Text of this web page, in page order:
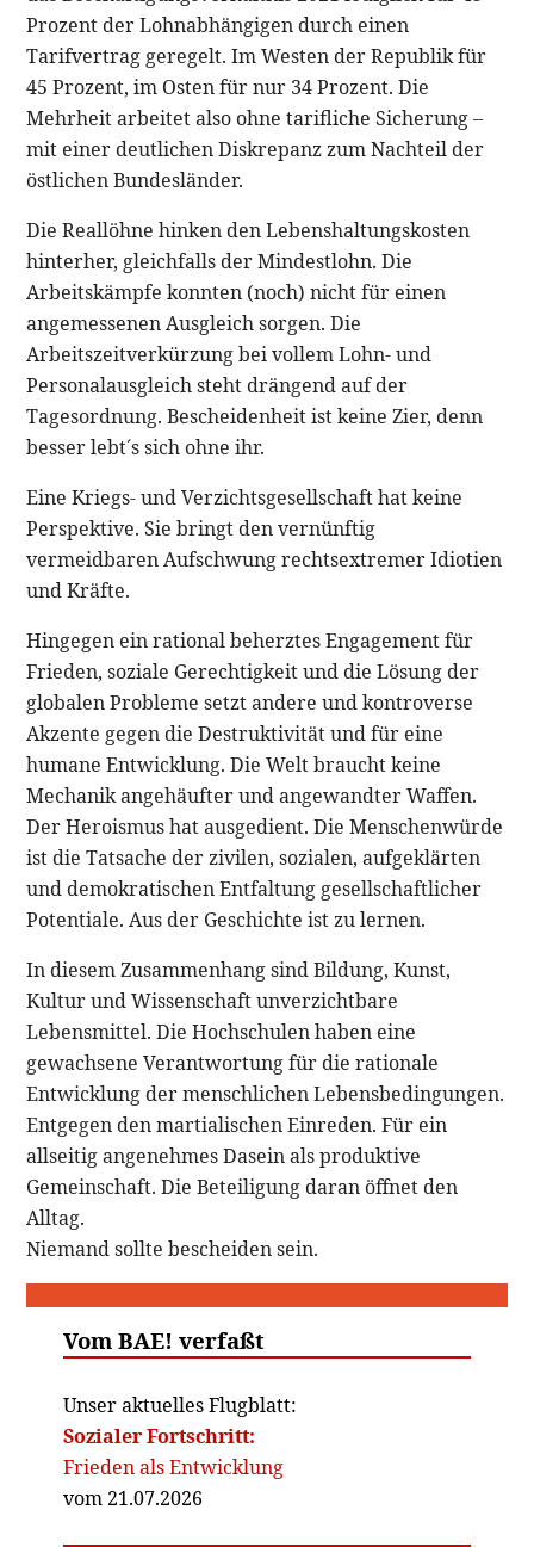
Prozent der Lohnabhängigen durch einen
Tarifvertrag geregelt. Im Westen der Republik für
45 Prozent, im Osten für nur 34 Prozent. Die
Mehrheit arbeitet also ohne tarifliche Sicherung –
mit einer deutlichen Diskrepanz zum Nachteil der
östlichen Bundesländer.
Die Reallöhne hinken den Lebenshaltungskosten
hinterher, gleichfalls der Mindestlohn. Die
Arbeitskämpfe konnten (noch) nicht für einen
angemessenen Ausgleich sorgen. Die
Arbeitszeitverkürzung bei vollem Lohn- und
Personalausgleich steht drängend auf der
Tagesordnung. Bescheidenheit ist keine Zier, denn
besser lebt´s sich ohne ihr.
Eine Kriegs- und Verzichtsgesellschaft hat keine
Perspektive. Sie bringt den vernünftig
vermeidbaren Aufschwung rechtsextremer Idiotien
und Kräfte.
Hingegen ein rational beherztes Engagement für
Frieden, soziale Gerechtigkeit und die Lösung der
globalen Probleme setzt andere und kontroverse
Akzente gegen die Destruktivität und für eine
humane Entwicklung. Die Welt braucht keine
Mechanik angehäufter und angewandter Waffen.
Der Heroismus hat ausgedient. Die Menschenwürde
ist die Tatsache der zivilen, sozialen, aufgeklärten
und demokratischen Entfaltung gesellschaftlicher
Potentiale. Aus der Geschichte ist zu lernen.
In diesem Zusammenhang sind Bildung, Kunst,
Kultur und Wissenschaft unverzichtbare
Lebensmittel. Die Hochschulen haben eine
gewachsene Verantwortung für die rationale
Entwicklung der menschlichen Lebensbedingungen.
Entgegen den martialischen Einreden. Für ein
allseitig angenehmes Dasein als produktive
Gemeinschaft. Die Beteiligung daran öffnet den
Alltag.
Niemand sollte bescheiden sein.
Vom BAE! verfaßt
Unser aktuelles Flugblatt:
Sozialer Fortschritt:
Frieden als Entwicklung
vom 21.07.2026